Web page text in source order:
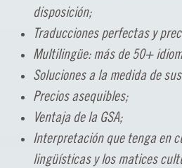
disposición;
Traducciones perfectas y
Multilingüe: más de 50+
Soluciones a la medida de
Precios asequibles;
Ventaja de la GSA;
Interpretación que tenga en
lingüísticas y los matices